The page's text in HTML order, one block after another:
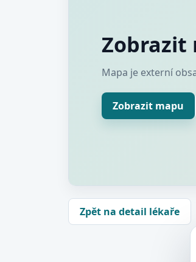
Zobrazit
Mapa je externí
Zobrazit mapu
Zpět na detail lékaře